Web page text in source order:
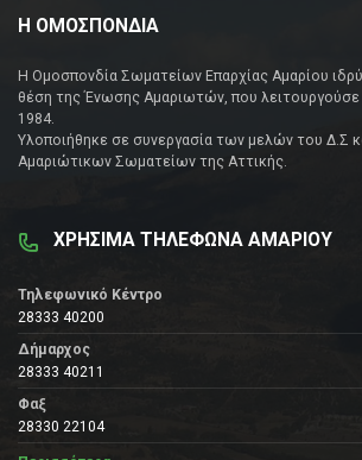
Η ΟΜΟΣΠΟΝΔΙΑ
Η Ομοσπονδία Σωματείων Επαρχίας Αμαρίου
θέση της Ένωσης Αμαριωτών, που λειτουργούσε
1984.
Υλοποιήθηκε σε συνεργασία των μελών του Δ.Σ
Αμαριώτικων Σωματείων της Αττικής.
ΧΡΗΣΙΜΑ ΤΗΛΕΦΩΝΑ ΑΜΑΡΙΟΥ
Τηλεφωνικό Κέντρο
28333 40200
Δήμαρχος
28333 40211
Φαξ
28330 22104